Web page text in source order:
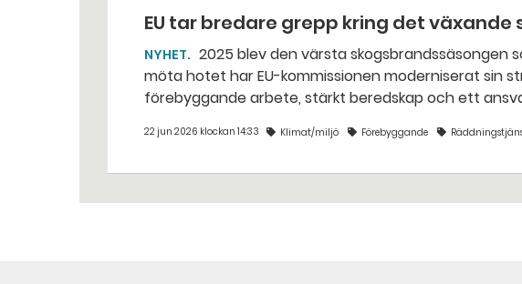
EU tar bredare grepp kring det
NYHET
möta hotet har EU-kommissionen moderniserat sin strategi. Den
förebyggande arbete, stärkt beredskap och ett
22 jun 2026 klockan 14:33 Klimat/miljö Förebyggande